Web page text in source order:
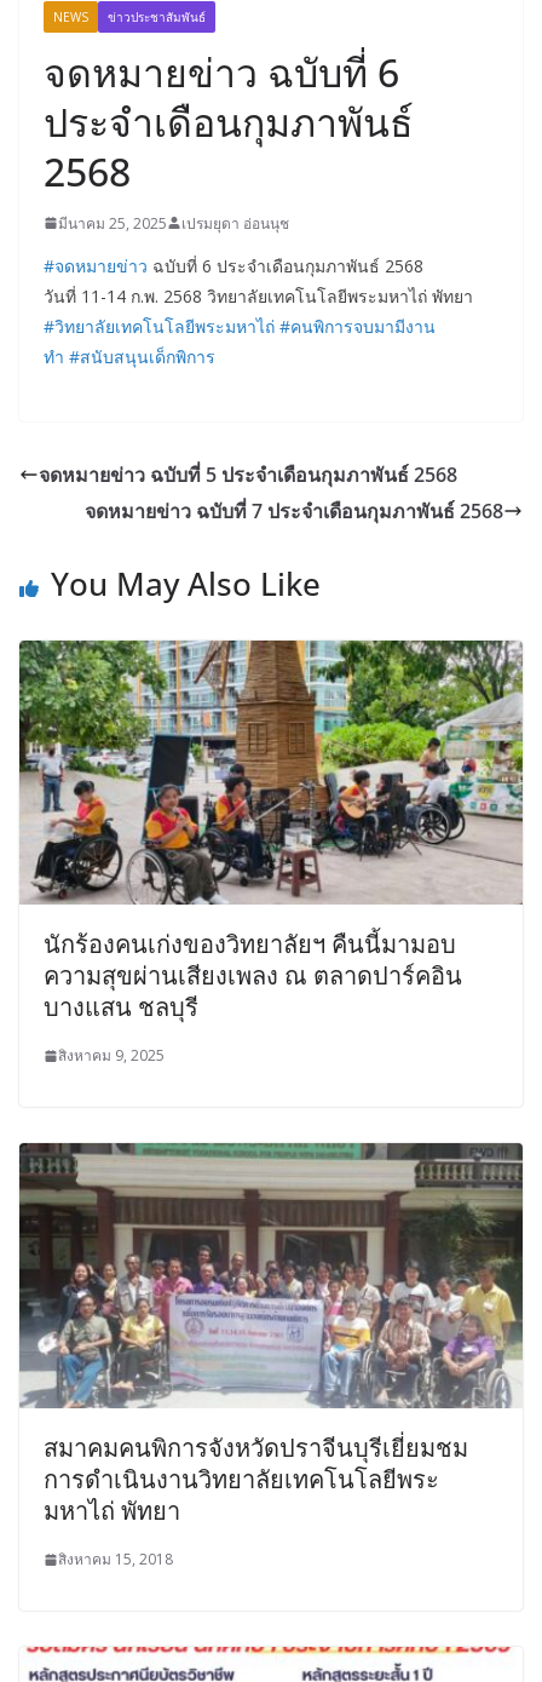
NEWS ข่าวประชาสัมพันธ์
จดหมายข่าว ฉบับที่ 6
ประจำเดือนกุมภาพันธ์
2568
มีนาคม 25, 2025 เปรมยุดา อ่อนนุช
#จดหมายข่าว ฉบับที่ 6 ประจำเดือนกุมภาพันธ์ 2568
วันที่ 11-14 ก.พ. 2568 วิทยาลัยเทคโนโลยีพระมหาไถ่ พัทยา
#วิทยาลัยเทคโนโลยีพระมหาไถ่ #คนพิการจบมามีงาน
ทำ #สนับสนุนเด็กพิการ
จดหมายข่าว ฉบับที่ 5 ประจำเดือนกุมภาพันธ์ 2568
จดหมายข่าว ฉบับที่ 7 ประจำเดือนกุมภาพันธ์ 2568
You May Also Like
นักร้องคนเก่งของวิทยาลัยฯ คืนนี้มามอบ
ความสุขผ่านเสียงเพลง ณ ตลาดปาร์คอิน
บางแสน ชลบุรี
สิงหาคม 9, 2025
สมาคมคนพิการจังหวัดปราจีนบุรีเยี่ยมชม
การดำเนินงานวิทยาลัยเทคโนโลยีพระ
มหาไถ่ พัทยา
สิงหาคม 15, 2018